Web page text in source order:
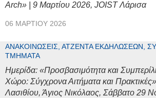
Arch» | 9 Μαρτίου 2026, JOIST Λάρισα
06 ΜΑΡΤΊΟΥ 2026
ΑΝΑΚΟΙΝΏΣΕΙΣ, ΑΤΖΈΝΤΑ ΕΚΔΗΛΏΣΕΩΝ,
ΤΜΉΜΑΤΑ
Ημερίδα: «Προσβασιμότητα και
Χώρο: Σύγχρονα Αιτήματα και
Λασιθίου, Άγιος Νικόλαος, Σάββατο 29